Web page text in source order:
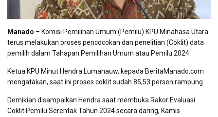
Manado – Komisi Pemilihan Umum (Pemilu) KPU Minahasa Utara
terus melakukan proses pencocokan dan penelitian (Coklit) data
pemilih dalam Tahapan Pemilihan Umum atau Pemilu 2024.
Ketua KPU Minut Hendra Lumanauw, kepada BeritaManado.com
mengatakan, saat ini proses coklit sudah 85,53 persen rampung.
Demikian disampaikan Hendra saat membuka Rakor Evaluasi
Coklit Pemilu Serentak Tahun 2024 secara daring, Kamis